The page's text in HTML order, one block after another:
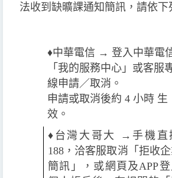
法收到缺曠課通知簡訊，請依下
♦️中華電信 → 登入中華電
「我的服務中心」或客服
線申請／取消。
申請或取消後約 4 小時 生
效。
♦️ 台灣大哥大 →手機直
188，洽客服取消「拒收
簡訊」，或網頁及APP登